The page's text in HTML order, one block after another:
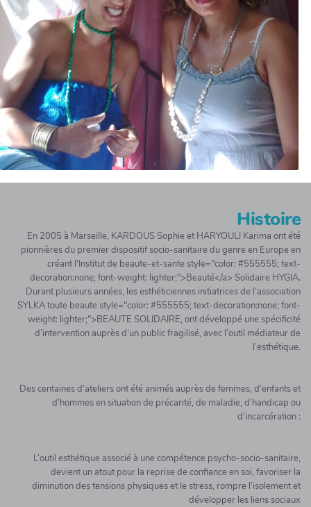
Histoire
En 2005 à Marseille, KARDOUS Sophie et HARYOULI Karima ont été
pionnières du premier dispositif socio-sanitaire du genre en Europe en
créant l'Institut de beaute-et-sante style="color: #555555; text-
decoration:none; font-weight: lighter;">Beauté</a> Solidaire HYGIA.
Durant plusieurs années, les esthéticiennes initiatrices de l’association
SYLKA toute beaute style="color: #555555; text-decoration:none; font-
weight: lighter;">BEAUTE SOLIDAIRE, ont développé une spécificité
d’intervention auprès d’un public fragilisé, avec l’outil médiateur de
l’esthétique.
Des centaines d’ateliers ont été animés auprès de femmes, d’enfants et
d’hommes en situation de précarité, de maladie, d’handicap ou
d’incarcération :
L’outil esthétique associé à une compétence psycho-socio-sanitaire,
devient un atout pour la reprise de confiance en soi, favoriser la
diminution des tensions physiques et le stress, rompre l’isolement et
développer les liens sociaux